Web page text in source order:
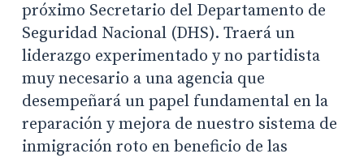
próximo Secretario del Departamento de
Seguridad Nacional (DHS). Traerá un
liderazgo experimentado y no partidista
muy necesario a una agencia que
desempeñará un papel fundamental en la
reparación y mejora de nuestro sistema de
inmigración roto en beneficio de las